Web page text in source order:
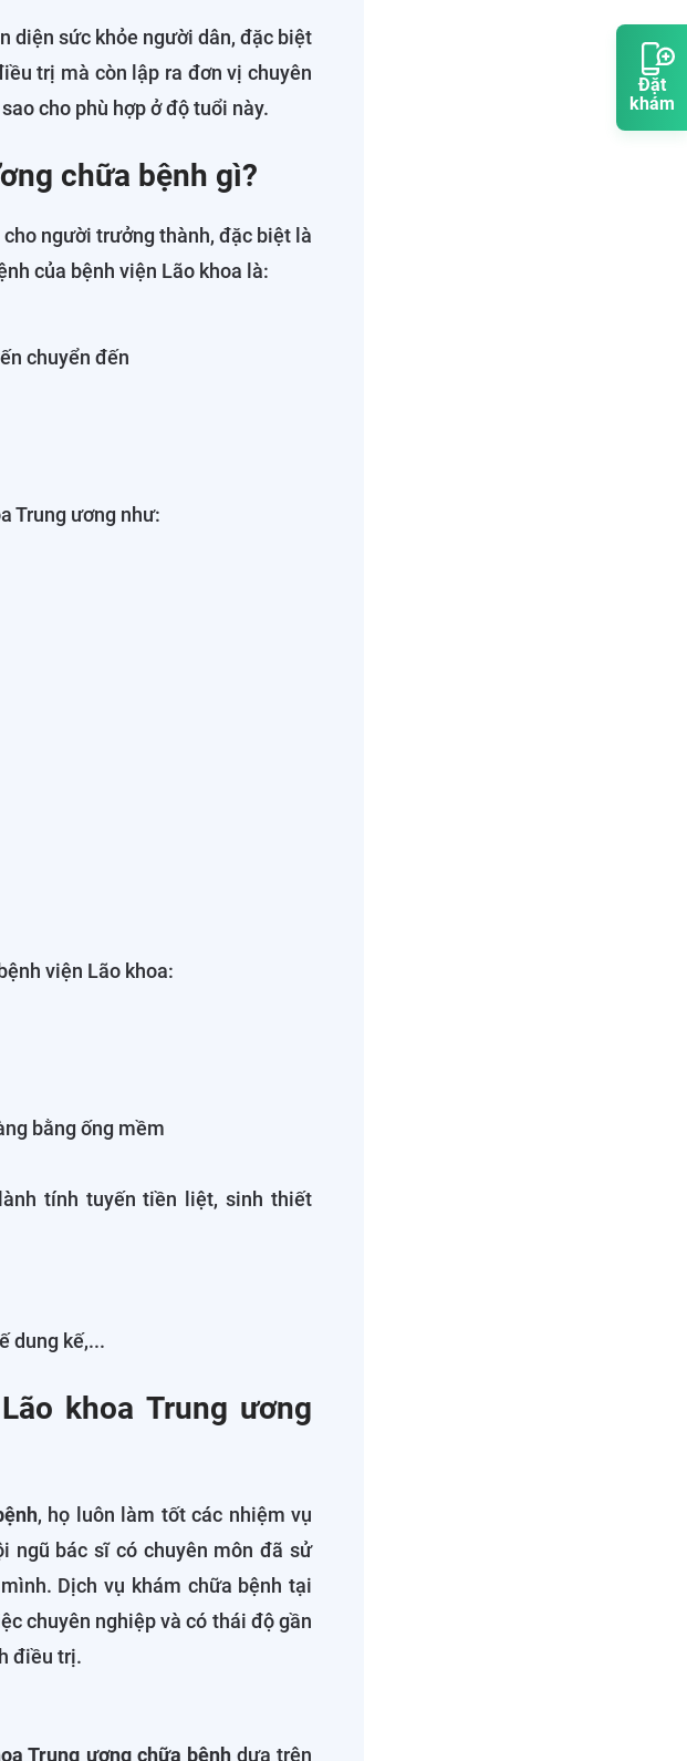
Đặt
khám
diện sức khỏe người dân, đặc biệt
trị mà còn lập ra đơn vị chuyên
cho phù hợp ở độ tuổi này.
chữa bệnh gì?
người trưởng thành, đặc biệt là
của bệnh viện Lão khoa là:
chuyển đến
Trung ương như:
viện Lão khoa:
bằng ống mềm
tính tuyến tiền liệt, sinh thiết
dung kế,...
khoa Trung ương
, họ luôn làm tốt các nhiệm vụ
ngũ bác sĩ có chuyên môn đã sử
Dịch vụ khám chữa bệnh tại
chuyên nghiệp và có thái độ gần
điều trị.
Trung ương chữa bệnhdựa trên